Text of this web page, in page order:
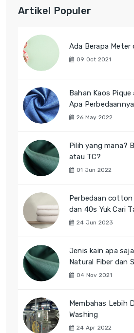
Artikel Populer
Ada Berapa Meter
09 Oct 2021
Bahan Kaos
Apa
26 May 2022
Pilih yang mana?
atau TC?
01 Jun 2022
Perbedaan
dan 40s Yuk Cari
24 Jun 2023
Jenis kain apa
Natural Fiber dan
04 Nov 2021
Membahas Lebih
Washing
24 Apr 2022